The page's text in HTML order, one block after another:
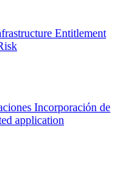
Entitlement
Incorporación de
application